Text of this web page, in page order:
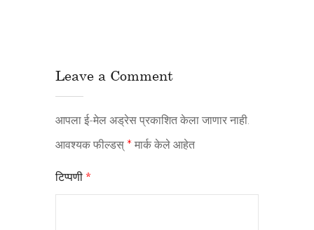
Leave a Comment
आपला ई-मेल अड्रेस प्रकाशित केला जाणार नाही.
आवश्यक फील्डस् * मार्क केले आहेत
टिप्पणी *